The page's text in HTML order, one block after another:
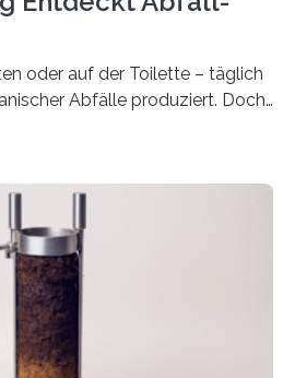
oder auf der Toilette – täglich
Abfälle produziert. Doch
können, wenn sie in
wichtig ist, zeigt der vom
und der
konzipierte und am 24. Oktober
Stadtrundgang „KreisLauf“. Er
Stadtgebiet…